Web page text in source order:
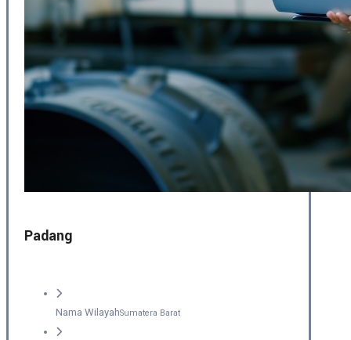
Padang
Nama WilayahSumatera Barat